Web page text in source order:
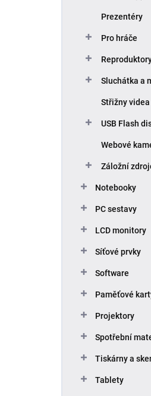
Prezentéry
Pro hráče
Sluchátka a
Střižny videa
USB Flash
Webové
Záložní
Notebooky
PC sestavy
LCD monitory
Síťové prvky
Software
Paměťové
Projektory
Spotřební
Tiskárny a
Tablety